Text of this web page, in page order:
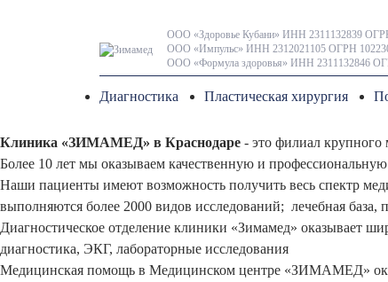
ООО «Здоровье Кубани» ИНН 2311132839
ООО «Импульс» ИНН 2312021105 ОГРН
ООО «Формула здоровья» ИНН 2311132846
Диагностика Пластическая хирургия
Клиника «ЗИМАМЕД» в Краснодаре - это филиал
Более 10 лет мы оказываем качественную и
Наши пациенты имеют возможность получить весь спектр
выполняются более 2000 видов исследований; лечебная
Диагностическое отделение клиники «Зимамед» оказывает
диагностика, ЭКГ, лабораторные исследования
Медицинская помощь в Медицинском центре «ЗИМАМЕД»